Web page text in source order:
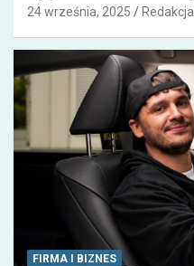
24 września, 2025 Redakcja
FIRMA I BIZNES